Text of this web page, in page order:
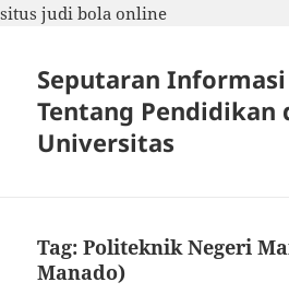
situs judi bola online
Seputaran Informasi
Tentang Pendidikan
Universitas
Tag:Politeknik Negeri
Manado)